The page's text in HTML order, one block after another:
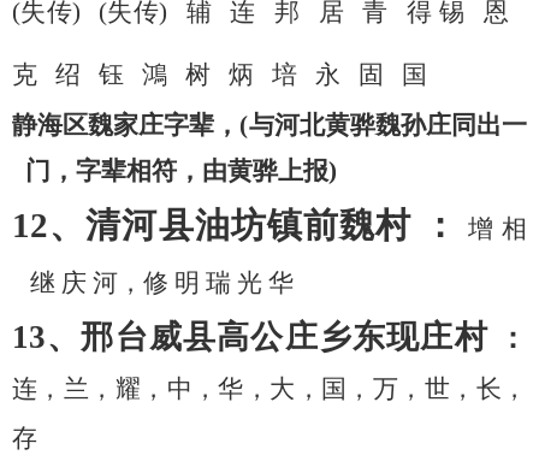
(失传) (失传) 辅 连 邦 居 青 得 锡 恩
克 绍 钰 鴻 树 炳 培 永 固
国
静海区魏家庄字辈， (与河北黄骅魏孙庄同出一
门，字辈相符，由黄骅上报)
12、清河县油坊镇前魏村 ： 增 相
继 庆 河，修 明 瑞 光 华
13、邢台威县高公庄乡东现庄村 ：
连，兰，耀，中，华，大，国，万，世，长，
存